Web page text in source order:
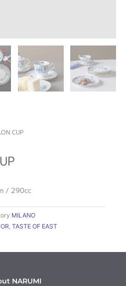
CUP
/ 290cc
MILANO
TASTE OF EAST
NARUMI